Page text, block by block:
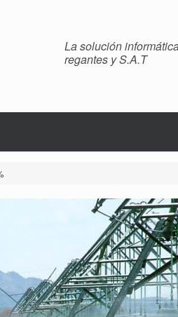
La solución
regantes y S.A.T